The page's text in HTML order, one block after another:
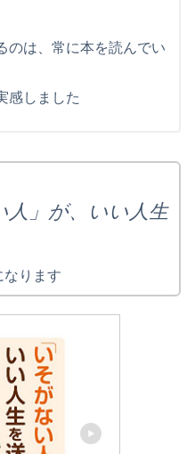
のは、常に本を読んでい
感しました
人」が、いい人生
ります